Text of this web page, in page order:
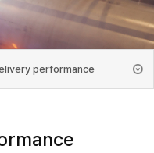
performance